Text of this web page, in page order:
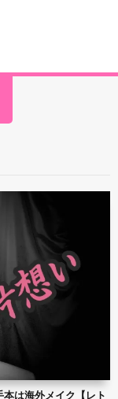
は海外メイク【レト